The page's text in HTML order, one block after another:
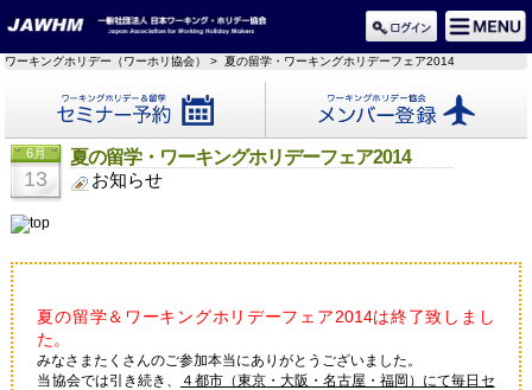
ワーキングホリデー（ワーホリ協会） > 夏の留学・ワーキングホリデーフェア2014
セミナー予約 メンバー登録
6月
13
夏の留学・ワーキングホリデーフェア2014
お知らせ
夏の留学＆ワーキングホリデーフェア2014は終了致しまし
た。
みなさまたくさんのご参加本当にありがとうございました。
当協会では引き続き、
４都市（東京・大阪・名古屋・福岡）にて毎日セ